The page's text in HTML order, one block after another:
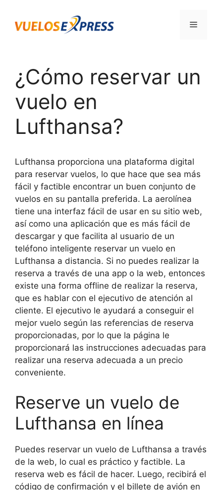
contenido
Menú
¿Cómo reservar un
vuelo en
Lufthansa?
Lufthansa proporciona una plataforma digital
para reservar vuelos, lo que hace que sea más
fácil y factible encontrar un buen conjunto de
vuelos en su pantalla preferida. La aerolínea
tiene una interfaz fácil de usar en su sitio web,
así como una aplicación que es más fácil de
descargar y que facilita al usuario de un
teléfono inteligente reservar un vuelo en
Lufthansa a distancia. Si no puedes realizar la
reserva a través de una app o la web, entonces
existe una forma offline de realizar la reserva,
que es hablar con el ejecutivo de atención al
cliente. El ejecutivo le ayudará a conseguir el
mejor vuelo según las referencias de reserva
proporcionadas, por lo que la página le
proporcionará las instrucciones adecuadas para
realizar una reserva adecuada a un precio
conveniente.
Reserve un vuelo de
Lufthansa en línea
Puedes reservar un vuelo de Lufthansa a través
de la web, lo cual es práctico y factible. La
reserva web es fácil de hacer. Luego, recibirá el
código de confirmación y el billete de avión en